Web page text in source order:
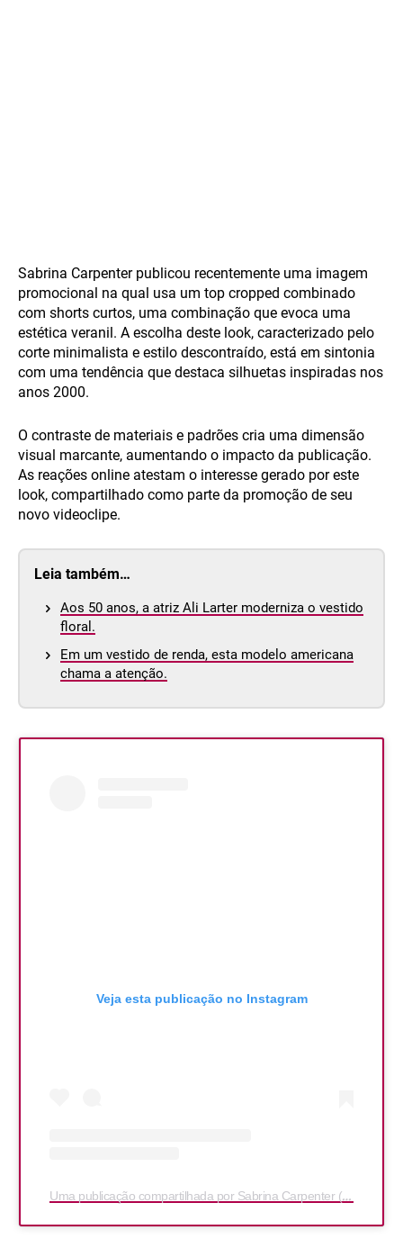
Sabrina Carpenter publicou recentemente uma imagem
promocional na qual usa um top cropped combinado
com shorts curtos, uma combinação que evoca uma
estética veranil. A escolha deste look, caracterizado pelo
corte minimalista e estilo descontraído, está em sintonia
com uma tendência que destaca silhuetas inspiradas nos
anos 2000.
O contraste de materiais e padrões cria uma dimensão
visual marcante, aumentando o impacto da publicação.
As reações online atestam o interesse gerado por este
look, compartilhado como parte da promoção de seu
novo videoclipe.
Leia também…
Aos 50 anos, a atriz Ali Larter moderniza o vestido
floral.
Em um vestido de renda, esta modelo americana
chama a atenção.
Veja esta publicação no Instagram
Uma publicação compartilhada por Sabrina Carpenter (@sabrinacarpenter)